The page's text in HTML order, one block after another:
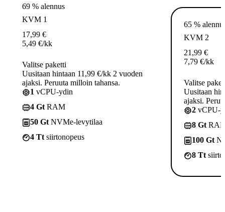
69 % alennus
KVM 1
17,99 €
5,49 €/kk
Valitse paketti
Uusitaan hintaan 11,99 €/kk 2 vuoden
ajaksi. Peruuta milloin tahansa.
1 vCPU-ydin
4 Gt RAM
50 Gt NVMe-levytilaa
4 Tt siirtonopeus
65 %
KVM 2
21,99 €
7,79 €/kk
Valitse
Uusitaan
ajaksi.
2 vCPU-
8 Gt
100 Gt
8 Tt